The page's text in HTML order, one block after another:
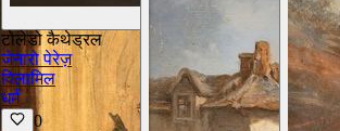
विवरण देखें
टोलेडो कैथेड्रल
जेनारो पेरेज़
विलामिल
धर्म
0